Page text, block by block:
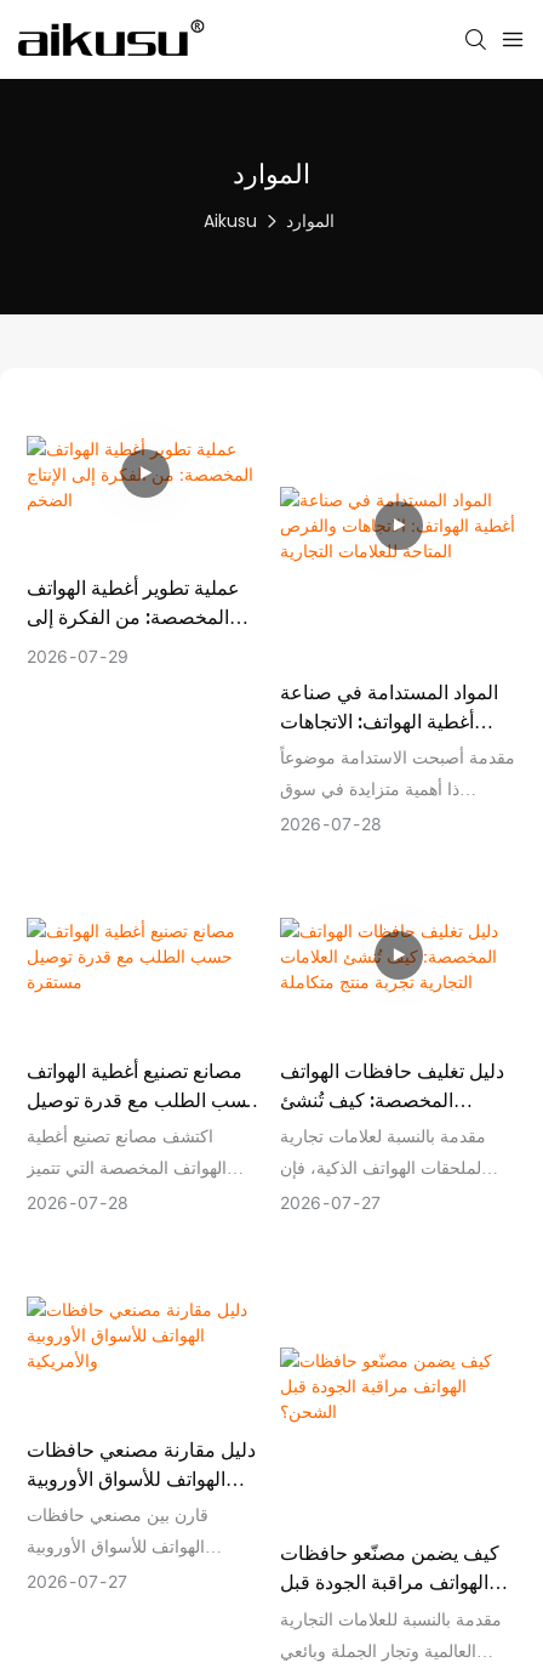
الموارد
Aikusu الموارد
عملية تطوير أغطية الهواتف
المخصصة: من الفكرة إلى
الإنتاج الضخم
2026 07 29
المواد المستدامة في صناعة
أغطية الهواتف: الاتجاهات
والفرص المتاحة للعلامات
التجارية
مقدمة أصبحت الاستدامة موضوعاً
ذا أهمية متزايدة في سوق
البيئية، يستكشف مصنعو حافظات
الهواتف مواد جديدة، وأساليب
إنتاج، وحلول تغليف لتقليل التأثير
تقوم بتطوير مجموعات جديدة من
ملحقات الهواتف، فإن اختيار
شركة مصنعة تفهم الإنتاج
المستدام يمكن أن يخلق قيمة
سوقية إضافية ويعزز مكانة
2026 07 28
مصانع تصنيع أغطية الهواتف
حسب الطلب مع قدرة توصيل
مستقرة
اكتشف مصانع تصنيع أغطية
الهواتف المخصصة التي تتميز
بتسليم مستقر، وقدرات تصنيع
متكاملة، وأنظمة مراقبة الجودة،
ودعم موثوق لسلسلة التوريد
2026 07 28
دليل تغليف حافظات الهواتف
المخصصة: كيف تُنشئ
العلامات التجارية تجربة منتج
متكاملة
مقدمة بالنسبة لعلامات تجارية
لملحقات الهواتف الذكية، فإن
التغليف ليس مجرد حماية للمنتج،
بالعلامة التجارية، وتساعد
المنتجات على التميز في متاجر
التغليف خلال مرحلة تطوير المنتج
المبكرة.
2026 07 27
دليل مقارنة مصنعي حافظات
الهواتف للأسواق الأوروبية
والأمريكية
قارن بين مصنعي حافظات
الهواتف للأسواق الأوروبية
والأمريكية من خلال تقييم قدرة
2026 07 27
كيف يضمن مصنّعو حافظات
الهواتف مراقبة الجودة قبل
الشحن؟
مقدمة بالنسبة للعلامات التجارية
العالمية وتجار الجملة وبائعي